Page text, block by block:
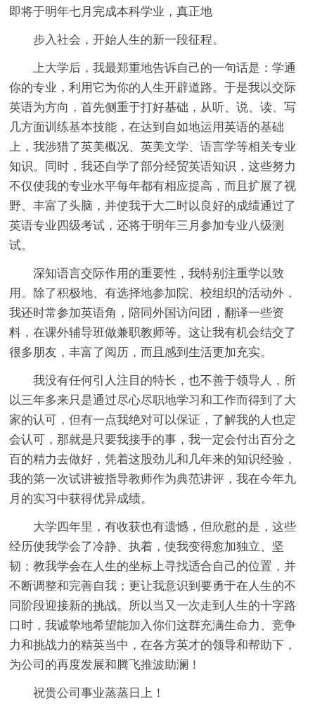
即将于明年七月完成本科学业，真正地
步入社会，开始人生的新一段征程。
上大学后，我最郑重地告诉自己的一句话是：学通
你的专业，利用它为你的人生开辟道路。于是我以交际
英语为方向，首先侧重于打好基础，从听、说、读、写
几方面训练基本技能，在达到自如地运用英语的基础
上，我涉猎了英美概况、英美文学、语言学等相关专业
知识。同时，我还自学了部分经贸英语知识，这些努力
不仅使我的专业水平每年都有相应提高，而且扩展了视
野、丰富了头脑，并使我于大二时以良好的成绩通过了
英语专业四级考试，还将于明年三月参加专业八级测
试。
深知语言交际作用的重要性，我特别注重学以致
用。除了积极地、有选择地参加院、校组织的活动外，
我还时常参加英语角，陪同外国访问团，翻译一些资
料，在课外辅导班做兼职教师等。这让我有机会结交了
很多朋友，丰富了阅历，而且感到生活更加充实。
我没有任何引人注目的特长，也不善于领导人，所
以三年多来只是通过尽心尽职地学习和工作而得到了大
家的认可，但有一点我绝对可以保证，了解我的人也定
会认可，那就是只要我接手的事，我一定会付出百分之
百的精力去做好，凭着这股劲儿和几年来的知识经验，
我的第一次试讲被指导教师作为典范讲评，我在今年九
月的实习中获得优异成绩。
大学四年里，有收获也有遗憾，但欣慰的是，这些
经历使我学会了冷静、执着，使我变得愈加独立、坚
韧；教我学会在人生的坐标上寻找适合自己的位置，并
不断调整和完善自我；更让我意识到要勇于在人生的不
同阶段迎接新的挑战。所以当又一次走到人生的十字路
口时，我诚挚地希望能加入你们这群充满生命力、竞争
力和挑战力的精英当中，在各方英才的领导和帮助下，
为公司的再度发展和腾飞推波助澜！
祝贵公司事业蒸蒸日上！